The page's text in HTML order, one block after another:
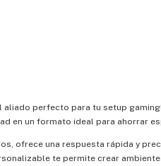
aliado perfecto para tu setup
en un formato ideal para ahorrar
ofrece una respuesta rápida y
te permite crear